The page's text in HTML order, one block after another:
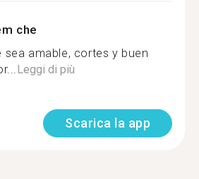
che
sea amable, cortes y buen
Leggi di più
Scarica la app